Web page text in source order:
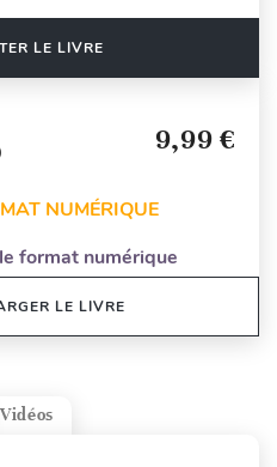
LE LIVRE
9,99 €
NUMÉRIQUE
format numérique
LE LIVRE
Vidéos